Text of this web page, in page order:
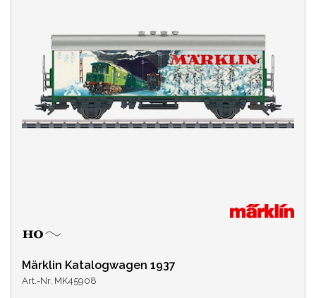
Märklin Katalogwagen 1937
Art.-Nr. MK45908